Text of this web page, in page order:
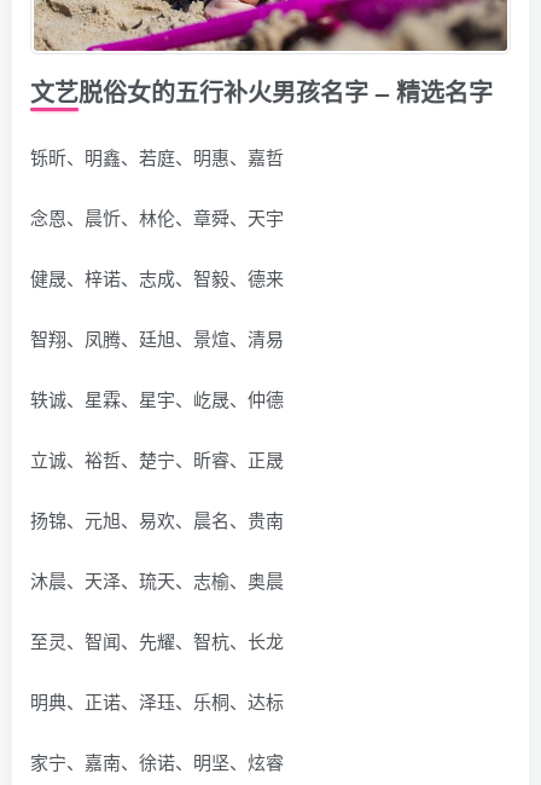
文艺脱俗女的五行补火男孩名字 – 精选名字
铄昕、明鑫、若庭、明惠、嘉哲
念恩、晨忻、林伦、章舜、天宇
健晟、梓诺、志成、智毅、德来
智翔、凤腾、廷旭、景煊、清易
轶诚、星霖、星宇、屹晟、仲德
立诚、裕哲、楚宁、昕睿、正晟
扬锦、元旭、易欢、晨名、贵南
沐晨、天泽、琉天、志榆、奥晨
至灵、智闻、先耀、智杭、长龙
明典、正诺、泽珏、乐桐、达标
家宁、嘉南、徐诺、明坚、炫睿